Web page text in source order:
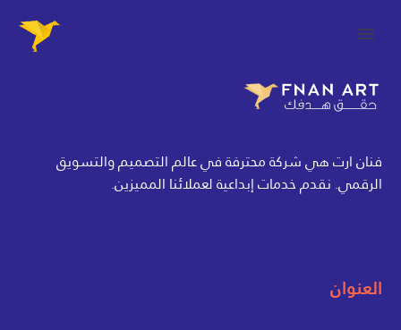
فنان ارت هي شركة محترفة في عالم التصميم والتسويق
الرقمي. نقدم خدمات إبداعية لعملائنا المميزين.
العنوان